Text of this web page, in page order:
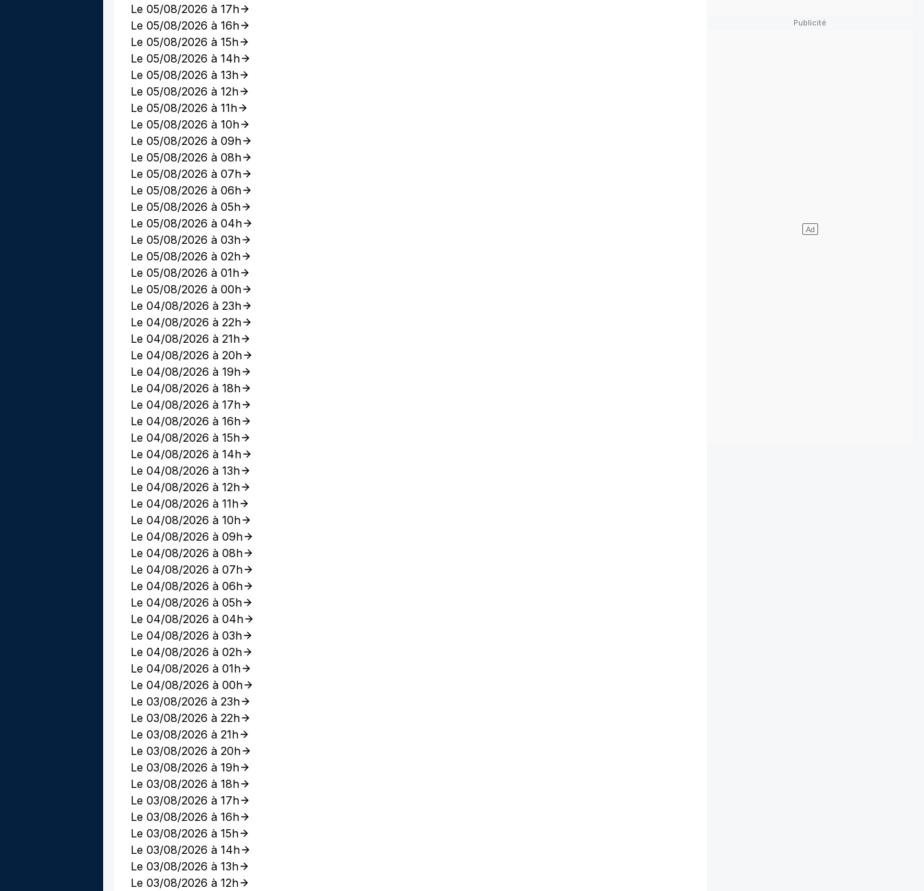
Le 05/08/2026 à 17h
Le 05/08/2026 à 16h
Le 05/08/2026 à 15h
Le 05/08/2026 à 14h
Le 05/08/2026 à 13h
Le 05/08/2026 à 12h
Le 05/08/2026 à 11h
Le 05/08/2026 à 10h
Le 05/08/2026 à 09h
Le 05/08/2026 à 08h
Le 05/08/2026 à 07h
Le 05/08/2026 à 06h
Le 05/08/2026 à 05h
Le 05/08/2026 à 04h
Le 05/08/2026 à 03h
Le 05/08/2026 à 02h
Le 05/08/2026 à 01h
Le 05/08/2026 à 00h
Le 04/08/2026 à 23h
Le 04/08/2026 à 22h
Le 04/08/2026 à 21h
Le 04/08/2026 à 20h
Le 04/08/2026 à 19h
Le 04/08/2026 à 18h
Le 04/08/2026 à 17h
Le 04/08/2026 à 16h
Le 04/08/2026 à 15h
Le 04/08/2026 à 14h
Le 04/08/2026 à 13h
Le 04/08/2026 à 12h
Le 04/08/2026 à 11h
Le 04/08/2026 à 10h
Le 04/08/2026 à 09h
Le 04/08/2026 à 08h
Le 04/08/2026 à 07h
Le 04/08/2026 à 06h
Le 04/08/2026 à 05h
Le 04/08/2026 à 04h
Le 04/08/2026 à 03h
Le 04/08/2026 à 02h
Le 04/08/2026 à 01h
Le 04/08/2026 à 00h
Le 03/08/2026 à 23h
Le 03/08/2026 à 22h
Le 03/08/2026 à 21h
Le 03/08/2026 à 20h
Le 03/08/2026 à 19h
Le 03/08/2026 à 18h
Le 03/08/2026 à 17h
Le 03/08/2026 à 16h
Le 03/08/2026 à 15h
Le 03/08/2026 à 14h
Le 03/08/2026 à 13h
Le 03/08/2026 à 12h